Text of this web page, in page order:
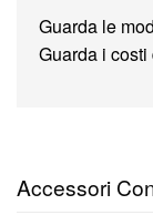
Guarda le
Guarda i
Accessori